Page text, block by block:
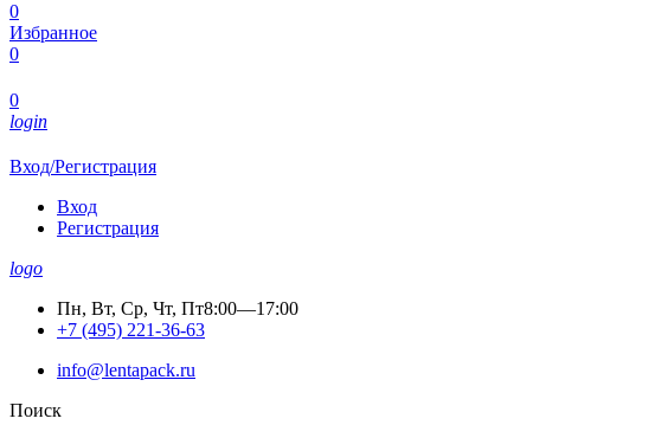
0
Избранное
0
0
login
Вход/Регистрация
Вход
Регистрация
logo
Пн, Вт, Ср, Чт, Пт8:00—17:00
+7 (495) 221-36-63
info@lentapack.ru
Поиск